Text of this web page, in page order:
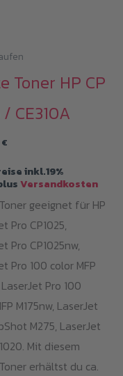
Toner HP CP
/ CE310A
€
inkl.19%
Versandkosten
geeignet für HP
Pro CP1025,
Pro CP1025nw,
Pro 100 color MFP
LaserJet Pro 100
M175nw, LaserJet
M275, LaserJet
Mit diesem
erhältst du ca.